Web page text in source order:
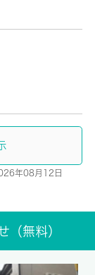
年08月12日
（無料）